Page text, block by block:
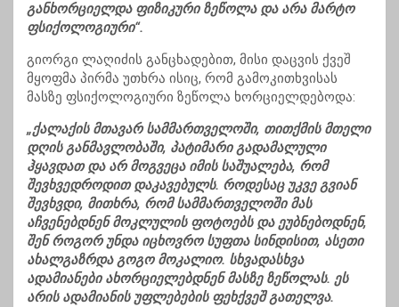
განხორციელდა ფიზიკური ზეწოლა და არა მარტო
ფსიქოლოგიური“.
გიორგი ლაღიძის განცხადებით, მისი დაცვის ქვეშ
მყოფმა პირმა უთხრა ისიც, რომ გამოკითხვისას
მასზე ფსიქოლოგიური ზეწოლა ხორციელდებოდა:
„ქალაქის მთავარ სამმართველოში, თითქმის მთელი
დღის განმავლობაში, პატიმარი გადამალული
ჰყავდათ და არ მოგვეცა იმის საშუალება, რომ
შევხვედროდით დაკავებულს. როდესაც უკვე გვიან
შევხვდი, მითხრა, რომ სამმართველოში მას
აჩვენებდნენ მოკლულის ფოტოებს და ეუბნებოდნენ,
შენ როგორ უნდა იცხოვრო სუფთა სინდისით, ასეთი
ახალგაზრდა გოგო მოკალიო. სხვადასხვა
ადამიანები ახორციელებდნენ მასზე ზეწოლას. ეს
არის ადამიანის უფლებების ფეხქვეშ გათელვა.